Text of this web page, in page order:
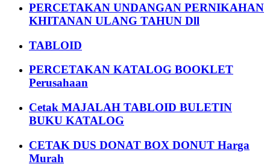
PERCETAKAN UNDANGAN PERNIKAHAN
KHITANAN ULANG TAHUN Dll
TABLOID
PERCETAKAN KATALOG BOOKLET
Perusahaan
Cetak MAJALAH TABLOID BULETIN
BUKU KATALOG
CETAK DUS DONAT BOX DONUT Harga
Murah